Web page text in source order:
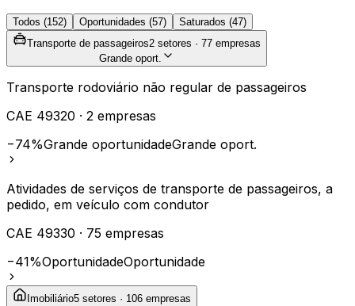
Todos (152) Oportunidades (57) Saturados (47)
Transporte de passageiros2 setores · 77 empresas
Grande oport.
Transporte rodoviário não regular de passageiros
CAE 49320 · 2 empresas
−74%Grande oportunidadeGrande oport.
Atividades de serviços de transporte de passageiros, a
pedido, em veículo com condutor
CAE 49330 · 75 empresas
−41%OportunidadeOportunidade
Imobiliário5 setores · 106 empresas